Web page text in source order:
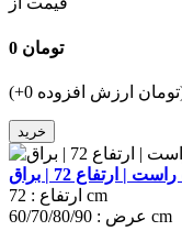
0 تومان
خرید
ارتفاع 72 | براق
ارتفاع : 72 cm
عرض : 60/70/80/90 cm